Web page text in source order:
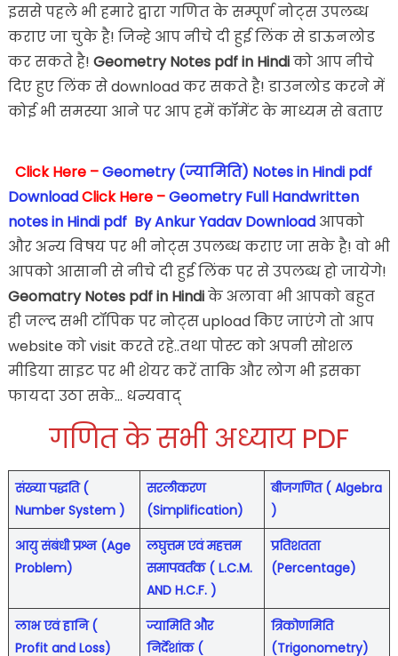
इससे पहले भी हमारे द्वारा गणित के सम्पूर्ण नोट्स उपलब्ध
कराए जा चुके है! जिन्हे आप नीचे दी हुई लिंक से डाऊनलोड
कर सकते है! Geometry Notes pdf in Hindiको आप नीचे
दिए हुए लिंक से download कर सकते है! डाउनलोड करने में
कोई भी समस्या आने पर आप हमें कॉमेंट के माध्यम से बताए
Click Here –Geometry (ज्यामिति) Notes in Hindi pdf
DownloadClick Here –Geometry Full Handwritten
notes in Hindi pdf By Ankur Yadav Download आपको
और अन्य विषय पर भी नोट्स उपलब्ध कराए जा सके है! वो भी
आपको आसानी से नीचे दी हुई लिंक पर से उपलब्ध हो जायेगे!
Geomatry Notes pdf in Hindiके अलावा भी आपको बहुत
ही जल्द सभी टॉपिक पर नोट्स upload किए जाएंगे तो आप
website को visit करते रहे..तथा पोस्ट को अपनी सोशल
मीडिया साइट पर भी शेयर करें ताकि और लोग भी इसका
फायदा उठा सके… धन्यवाद्
गणित के सभी अध्याय PDF
संख्या पद्धति (
Number System )
सरलीकरण
(Simplification)
बीजगणित ( Algebra
)
आयु संबंधी प्रश्न (Age
Problem)
लघुत्तम एवं महत्तम
समापवर्तक ( L.C.M.
AND H.C.F. )
प्रतिशतता
(Percentage)
लाभ एवं हानि (
Profit and Loss)
ज्यामिति और
निर्देशांक (
त्रिकोणमिति
(Trigonometry)